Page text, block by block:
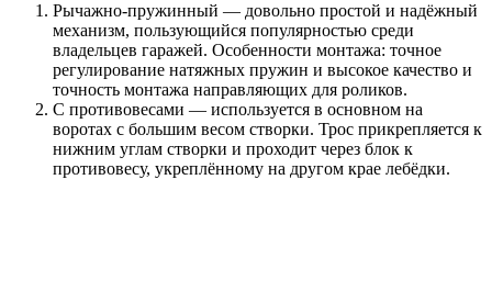
Рычажно-пружинный — довольно простой и надёжный
механизм, пользующийся популярностью среди
владельцев гаражей. Особенности монтажа: точное
регулирование натяжных пружин и высокое качество и
точность монтажа направляющих для роликов.
С противовесами — используется в основном на
воротах с большим весом створки. Трос прикрепляется к
нижним углам створки и проходит через блок к
противовесу, укреплённому на другом крае лебёдки.